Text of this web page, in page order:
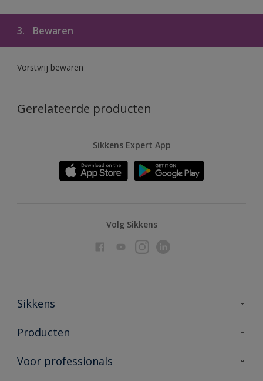
3. Bewaren
Vorstvrij bewaren
Gerelateerde producten
Sikkens Expert App
Volg Sikkens
Sikkens
Over Sikkens
Duurzaamheid
Producten
Producten voor binnen
Voor professionals